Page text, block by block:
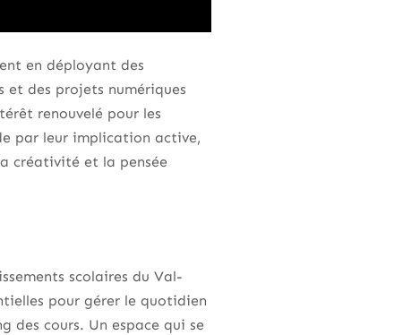
en déployant des
et des projets numériques
renouvelé pour les
par leur implication active,
créativité et la pensée
scolaires du Val-
pour gérer le quotidien
des cours. Un espace qui se